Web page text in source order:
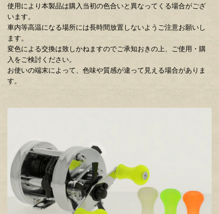
使用により本製品は購入当初の色合いと異なってくる場合がござ
います。
車内等高温になる場所には長時間放置しないようご注意お願いし
ます。
変色による交換は致しかねますのでご承知おきの上、ご使用・購
入をご検討ください。
お使いの端末によって、色味や質感が違って見える場合がありま
す。